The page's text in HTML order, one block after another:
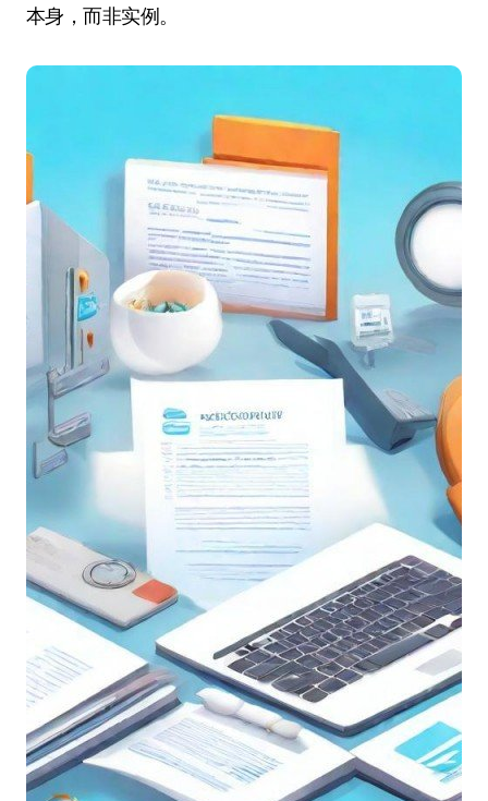
本身，而非实例。